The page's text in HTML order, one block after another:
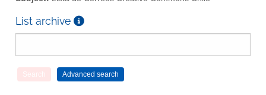
List archive